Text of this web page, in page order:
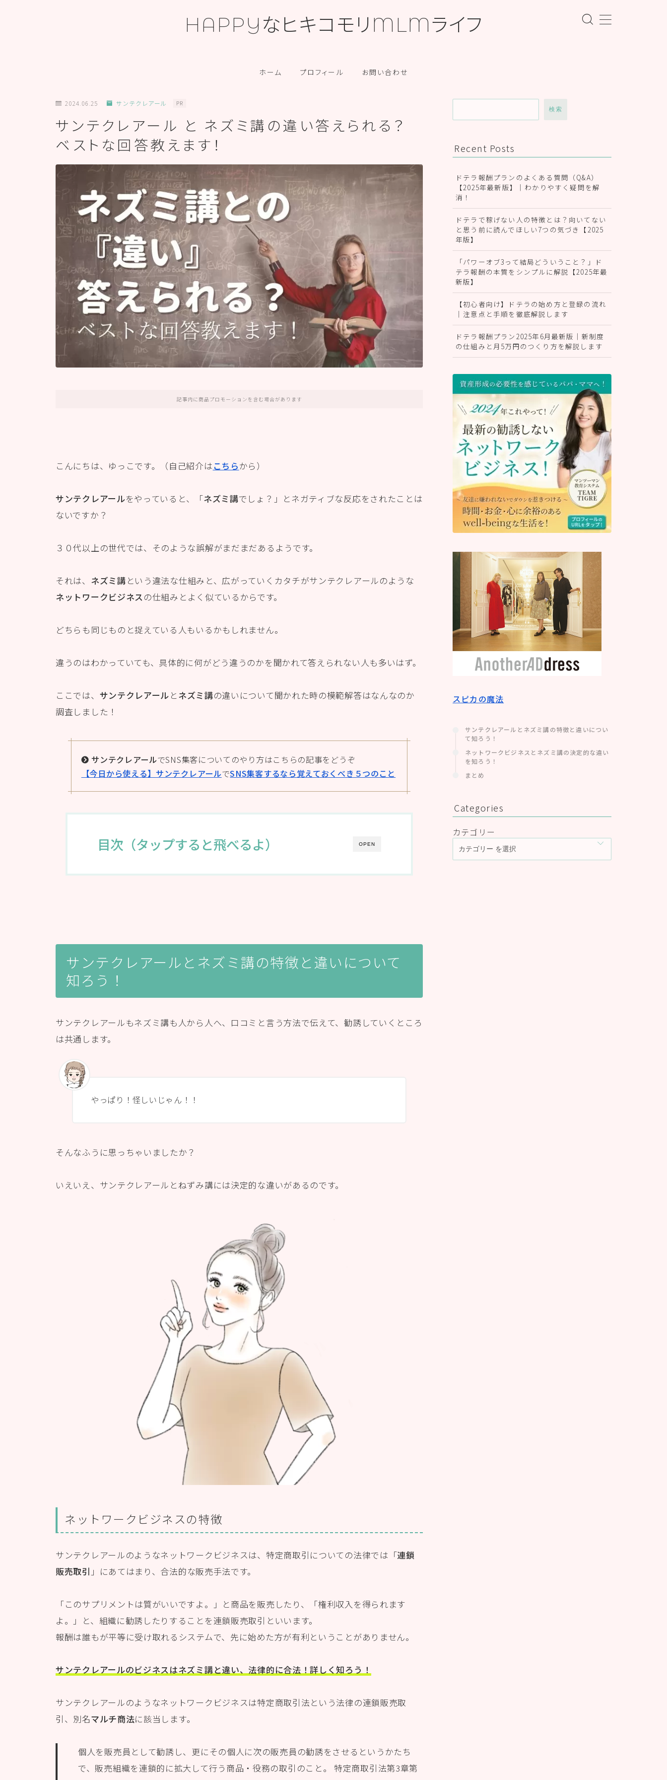
HAPPYなヒキコモリMLMライフ
ホーム プロフィール お問い合わせ
プロフィール
2024.06.25 サンテクレアール PR
サンテクレアール と ネズミ講の違い答えられる？
ベストな回答教えます！
記事内に商品プロモーションを含む場合があります
こんにちは、ゆっこです。（自己紹介は こちらから）
サンテクレアールをやっていると、「ネズミ講でしょ？」とネガティブな反応をされたことは
ないですか？
３０代以上の世代では、そのような誤解がまだまだあるようです。
それは、 ネズミ講 という違法な仕組みと、広がっていくカタチがサンテクレアールのような
ネットワークビジネスの仕組みとよく似ているからです。
どちらも同じものと捉えている人もいるかもしれません。
違うのはわかっていても、具体的に何がどう違うのかを聞かれて答えられない人も多いはず。
ここでは、 サンテクレアール とネズミ講の違いについて聞かれた時の模範解答はなんなのか
調査しました！
サンテクレアールでSNS集客についてのやり方はこちらの記事をどうぞ
【今日から使える】 サンテクレアールでSNS集客するなら覚えておくべき５つのこと
OPEN
目次（タップすると飛べるよ）
サンテクレアールとネズミ講の特徴と違いについて
知ろう！
サンテクレアールもネズミ講も人から人へ、口コミと言う方法で伝えて、勧誘していくところ
は共通します。
やっぱり！怪しいじゃん！！
そんなふうに思っちゃいましたか？
いえいえ、サンテクレアールとねずみ講には決定的な違いがあるのです。
ネットワークビジネスの特徴
サンテクレアールのようなネットワークビジネスは、特定商取引についての法律では「連鎖
販売取引 」にあてはまり、合法的な販売手法です。
「このサプリメントは質がいいですよ。」と商品を販売したり、「権利収入を得られます
よ。」と、組織に勧誘したりすることを連鎖販売取引といいます。
報酬は誰もが平等に受け取れるシステムで、先に始めた方が有利ということがありません。
サンテクレアールのビジネスはネズミ講と違い、法律的に合法！詳しく知ろう！
サンテクレアールのようなネットワークビジネスは特定商取引法という法律の連鎖販売取
引、別名マルチ商法に該当します。
個人を販売員として勧誘し、更にその個人に次の販売員の勧誘をさせるというかたち
で、販売組織を連鎖的に拡大して行う商品・役務の取引のこと。 特定商取引法第3章第
検索
Recent Posts
ドテラ報酬プランのよくある質問（Q&A）
【2025年最新版】｜わかりやすく疑問を解
消！
ドテラで稼げない人の特徴とは？向いてない
と思う前に読んでほしい7つの気づき【2025
年版】
「パワーオブ3って結局どういうこと？」ド
テラ報酬の本質をシンプルに解説【2025年最
新版】
【初心者向け】ドテラの始め方と登録の流れ
｜注意点と手順を徹底解説します
ドテラ報酬プラン2025年6月最新版｜新制度
の仕組みと月5万円のつくり方を解説します
スピカの魔法
サンテクレアールとネズミ講の特徴と違いについ
て知ろう！
ネットワークビジネスとネズミ講の決定的な違い
を知ろう！
まとめ
Categories
カテゴリー